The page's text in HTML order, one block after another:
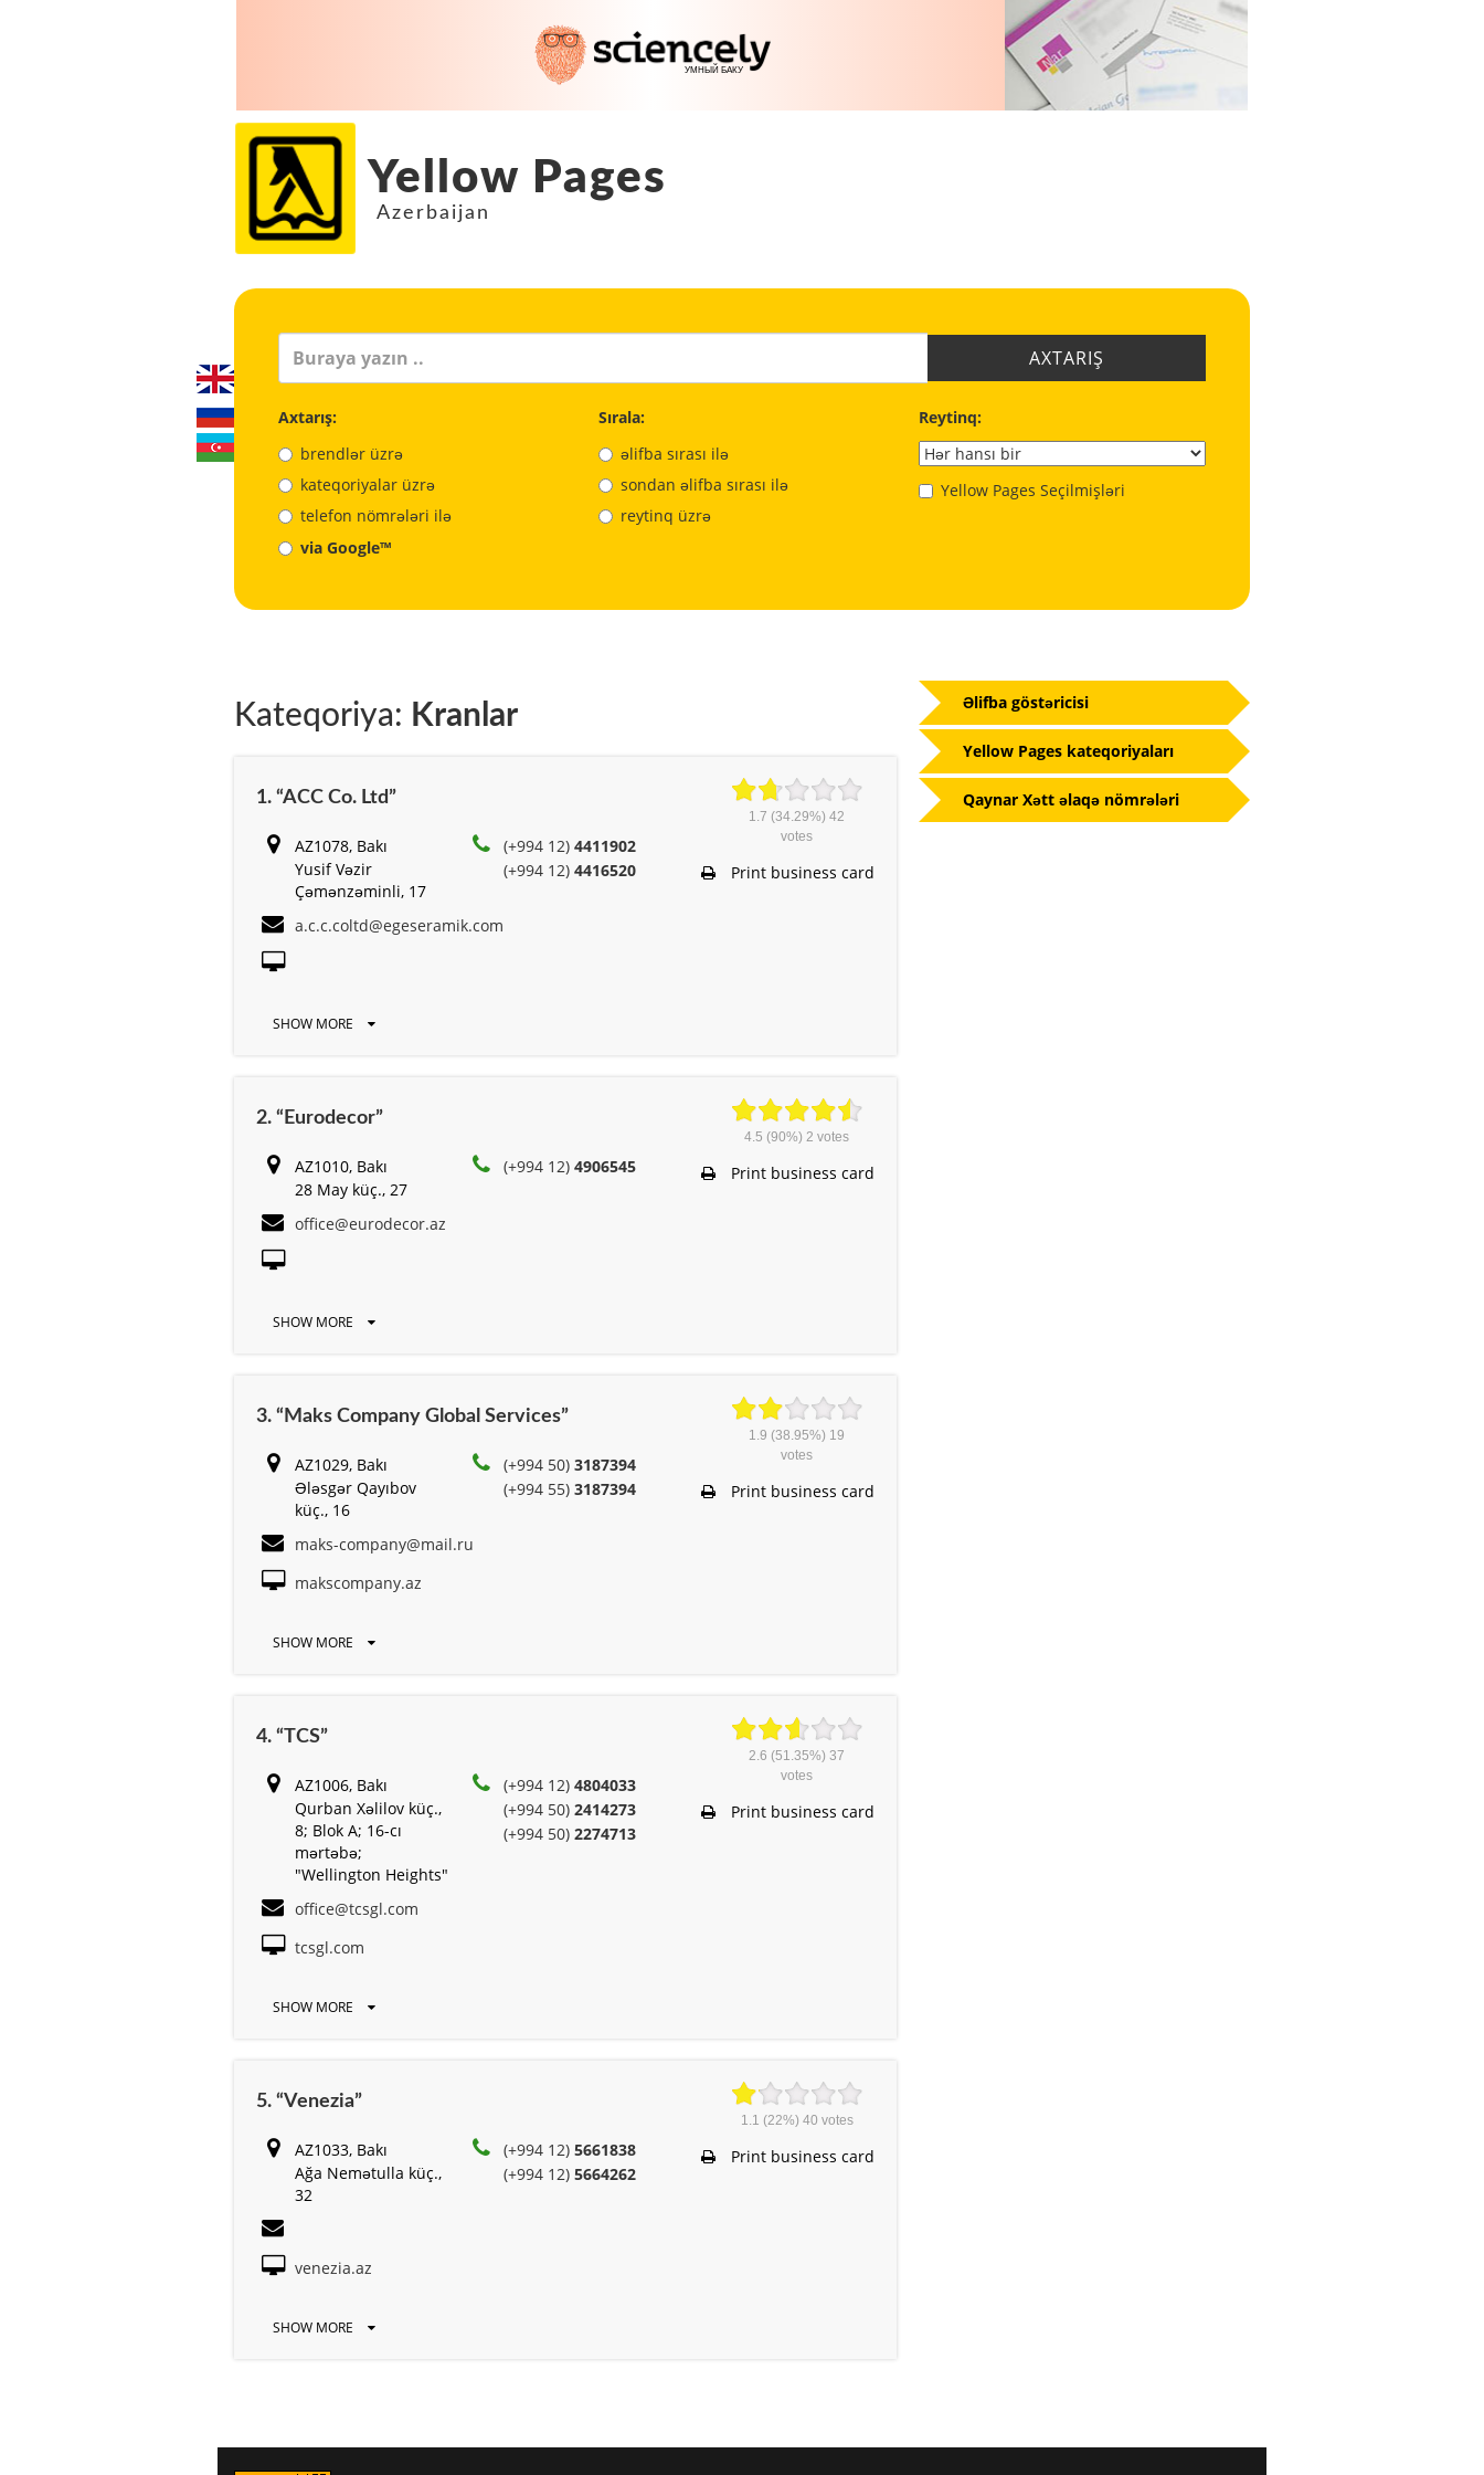
Yellow Pages
Azerbaijan
AXTARIŞ
Axtarış:
brendlər üzrə
kateqoriyalar üzrə
telefon nömrələri ilə
via Google™
Sırala:
əlifba sırası ilə
sondan əlifba sırası ilə
reytinq üzrə
Reytinq:
Yellow Pages Seçilmişləri
Kateqoriya: Kranlar
1. “ACC Co. Ltd”
AZ1078, Bakı
Yusif Vəzir
Çəmənzəminli, 17
(+994 12)4411902
(+994 12)4416520
a.c.c.coltd@egeseramik.com
SHOW MORE
1.7 (34.29%)42
votes
Print business card
2. “Eurodecor”
AZ1010, Bakı
28 May küç., 27
(+994 12)4906545
office@eurodecor.az
SHOW MORE
4.5 (90%) 2 votes
Print business card
3. “Maks Company Global Services”
AZ1029, Bakı
Ələsgər Qayıbov
küç., 16
(+994 50)3187394
(+994 55)3187394
maks-company@mail.ru
makscompany.az
SHOW MORE
1.9 (38.95%) 19
votes
Print business card
4. “TCS”
AZ1006, Bakı
Qurban Xəlilov küç.,
8; Blok A; 16-cı
mərtəbə;
"Wellington Heights"
(+994 12)4804033
(+994 50)2414273
(+994 50)2274713
office@tcsgl.com
tcsgl.com
SHOW MORE
2.6 (51.35%)37
votes
Print business card
5. “Venezia”
AZ1033, Bakı
Ağa Nemətulla küç.,
32
(+994 12)5661838
(+994 12)5664262
venezia.az
SHOW MORE
1.1 (22%) 40 votes
Print business card
Əlifba göstəricisi
Yellow Pages kateqoriyaları
Qaynar Xətt əlaqə nömrələri